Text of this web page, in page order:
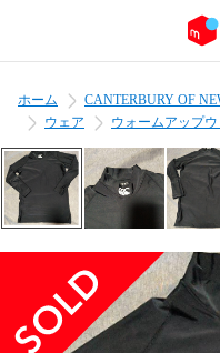
ホーム CANTERBURY OF
ウェア
ウォームアップウ